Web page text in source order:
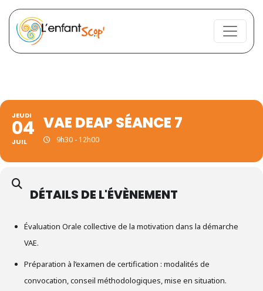
JEUDI
04
JUIL
VAE DEAP SÉANCE 7
9h30 - 12h00
DÉTAILS DE L'ÉVÈNEMENT
Évaluation Orale collective de la motivation dans la démarche
VAE.
Préparation à l’examen de certification : modalités de
convocation, conseil méthodologiques, mise en situation.